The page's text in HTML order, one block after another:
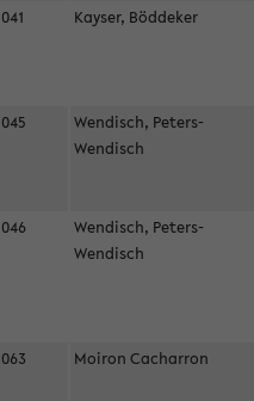
Kayser, Böddeker
Wendisch, Peters-
Wendisch
Wendisch, Peters-
Wendisch
Moiron Cacharron